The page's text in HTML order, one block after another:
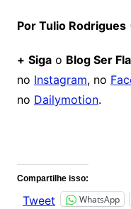
Por Tulio Rodrigues
+ Sigao Blog Ser
no Instagram, no
no Dailymotion.
Compartilhe isso:
Tweet WhatsApp